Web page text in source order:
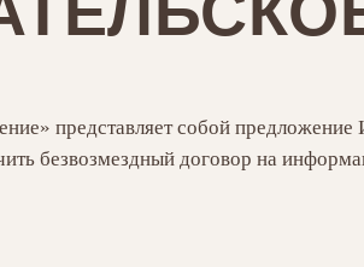
представляет собой
безвозмездный договор на